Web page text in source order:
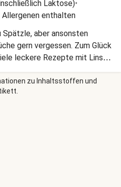
Laktose)•
Allergenen enthalten
Spätzle, aber ansonsten
gern vergessen. Zum Glück
leckere Rezepte mit Linsen,
gesunde, Hülsenfrucht
landet. Lass es Dir
zu Inhaltsstoffen und